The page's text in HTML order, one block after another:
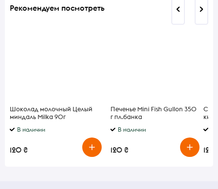
Рекомендуем посмотреть
Шоколад молочный Целый
миндаль Milka 90г
В наличии
120 ₴
Печенье Mini Fish Gullon 350
г пл.банка
В наличии
120 ₴
Сир
120